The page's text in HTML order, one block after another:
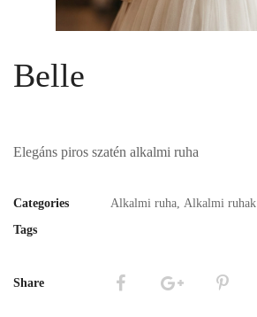
Belle
Elegáns piros szatén alkalmi ruha
Categories Alkalmi ruha, Alkalmi ruhak
Tags
Share